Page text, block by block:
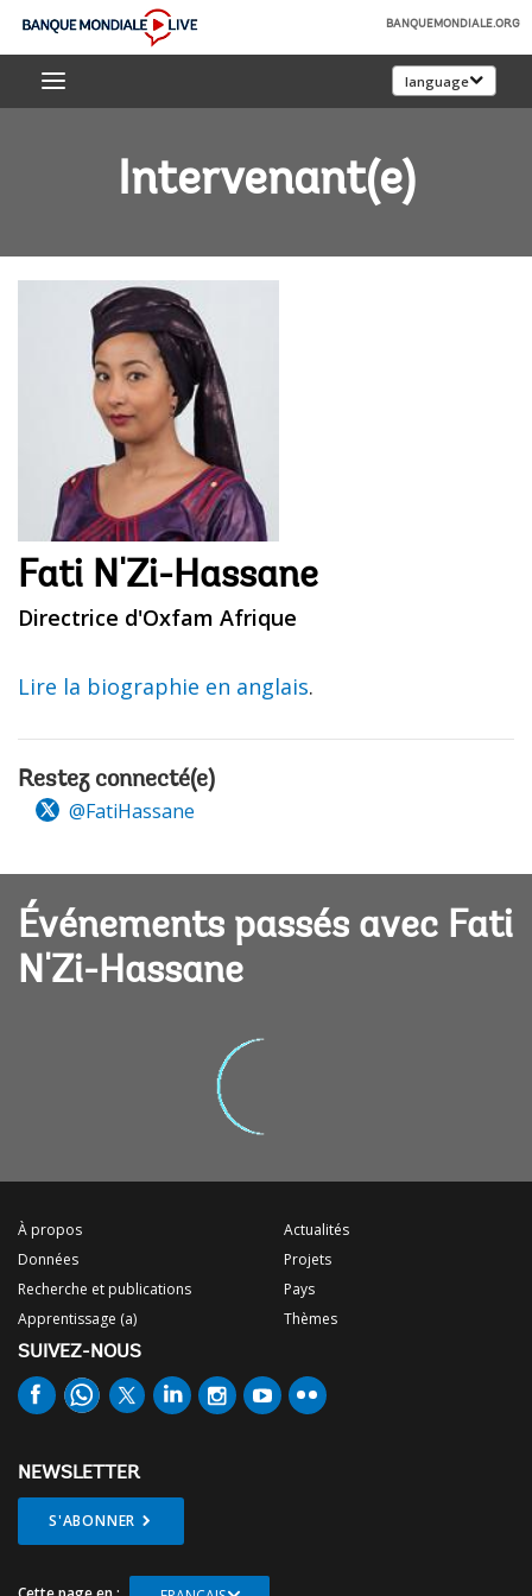
Skip
Main
Banque
mondiale
BANQUEMONDIALE.ORG
language
Intervenant(e)
Fati N'Zi-Hassane
Directrice d'Oxfam Afrique
Lire la biographie en anglais.
Restez connecté(e)
@FatiHassane
Événements passés avec Fati
N'Zi-Hassane
À propos
Données
Recherche et publications
Apprentissage (a)
Actualités
Projets
Pays
Thèmes
SUIVEZ-NOUS
NEWSLETTER
S'ABONNER